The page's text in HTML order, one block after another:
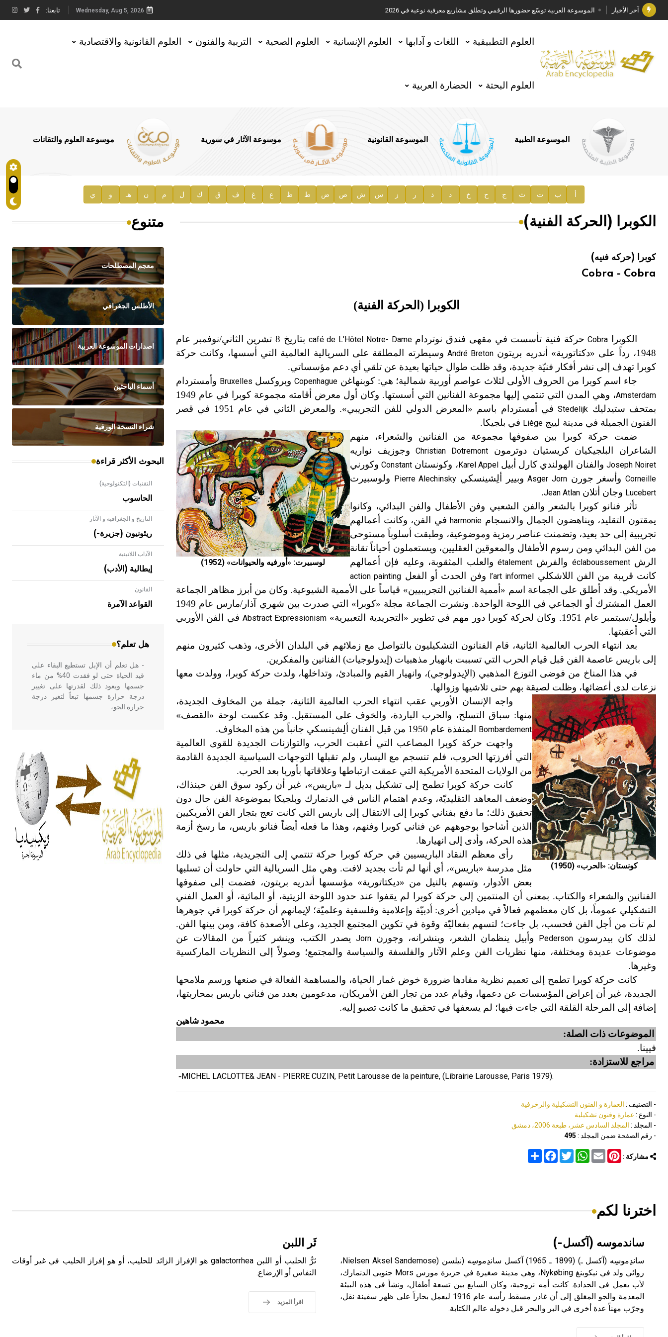
آخر الأخبار الموسوعة العربية توسّع حضورها الرقمي وتطلق مشاريع معرفية نوعية في 2026
جائزة مجمع الملك سلمان العالمي للغة العربية 2025
الأستاذ إياد خالد الطباع مدير عام لهيئة الموسوعة العربية
السيد محمد ياسين صالح وزيرا للثقافة
توصيات مجلس الإدارة
صدور المجلد السابع من موسوعة الآثار في سورية
إعلان..
هيئة الموسوعة العربية تطلق موسوعات جديدة في عام 2026
Wednesday, Aug 5, 2026 تابعنا:
العلوم التطبيقية اللغات و آدابها العلوم الإنسانية العلوم الصحية التربية والفنون العلوم القانونية والاقتصادية
العلوم البحتة الحضارة العربية
الموسوعة الطبية الموسوعة القانونية موسوعة الآثار في سورية موسوعة العلوم والتقانات
أ ب ت ث ج ح خ د ذ ر ز س ش ص ض ط ظ ع غ ف ق ك ل م ن هـ و ي
الكوبرا (الحركة الفنية)
كوبرا (حركه فنيه)
Cobra - Cobra
الكوبرا (الحركة الفنية)
الكوبرا Cobraحركة فنية تأسست في مقهى فندق نوتردامcafé de L’Hôtel Notre- Dame
بتاريخ 8 تشرين الثاني/نوفمبر عام
1948، رداً على «دكتاتورية» أندريه بريتون
André Breton وسيطرته المطلقة على السريالية العالمية التي أسسها، وكانت حركة
كوبرا تهدف إلى نشر أفكار فنيّة جديدة، وقد ظلت طوال حياتها بعيدة عن تلقي أي دعم مؤسساتي.
جاء اسم كوبرا من الحروف الأولى لثلاث عواصم أوربية شمالية؛ هي: كوبنهاغن Copenhagueوبروكسل Bruxelles وأمستردام
Amsterdam
، وهي المدن التي تنتمي إليها مجموعة الفنانين التي أسستها. وكان أول معرض أقامته مجموعة كوبرا في عام 1949
بمتحف ستيدليك Stedelijk
في أمستردام باسم «المعرض الدولي للفن التجريبي». والمعرض الثاني في عام 1951 في قصر
الفنون الجميلة في مدينة لييج Liège في بلجيكا.
لوسبيرت: «أورفيه والحيوانات»
(1952)
ضمت حركة كوبرا بين صفوفها مجموعة من الفنانين والشعراء، منهم
الشاعران البلجيكيان كريستيان دوترمون Christian Dotremontوجوزيف نواريه
Joseph Noiret والفنان الهولندي كارل أبيلKarel Appel، وكونستان Constantوكورني
Corneilleوأسغر جورن Asger Jornوبيير ألِشينسكي Pierre Alechinsky ولوسبيرت
Lucebert وجان أتلان Jean Atlan
.
تأثر فنانو كوبرا بالشعر والفن الشعبي وفن الأطفال والفن البدائي، وكانوا
يمقتون التقليد، ويناهضون الجمال والانسجام harmonieفي الفن، وكانت أعمالهم
تجريبية إلى حد بعيد، وتضمنت عناصر رمزية وموضوعية، وطبقت أسلوباً مستوحى
من الفن البدائي ومن رسوم الأطفال والمعوقين العقليين، ويستعملون أحياناً تقانة
الرشéclaboussement والفرشétalement والعلب المثقوبة، وعليه فإن أعمالهم
كانت قريبة من الفن اللاشكلي l’art informel وفن الحدث أو الفعل action painting
الأمريكي. وقد أطلق على الجماعة اسم «أممية الفنانين التجريبيين» قياساً على الأممية الشيوعية. وكان من أبرز مظاهر الجماعة
العمل المشترك أو الجماعي في اللوحة الواحدة. ونشرت الجماعة مجلة «كوبرا» التي صدرت بين شهري آذار/مارس عام 1949
وأيلول/سبتمبر عام 1951. وكان لحركة كوبرا دور مهم في تطوير «التجريدية التعبيرية»
Abstract Expressionism في الفن الأوربي
التي أعقبتها.
بعد انتهاء الحرب العالمية الثانية، قام الفنانون التشكيليون بالتواصل مع زملائهم في البلدان الأخرى، وذهب كثيرون منهم
إلى باريس عاصمة الفن قبل قيام الحرب التي تسببت بانهيار مذهبيات (إيدولوجيات) الفنانين والمفكرين.
في هذا المناخ من فوضى التوزع المذهبي (الإيدولوجي)، وانهيار القيم والمبادئ، وتداخلها، ولدت حركة كوبرا، وولدت معها
نزعات لدى أعضائها، وظلت لصيقة بهم حتى تلاشيها وزوالها.
كونستان: «الحرب»
(1950)
واجه الإنسان الأوربي عقب انتهاء الحرب العالمية الثانية، جملة من المخاوف الجديدة،
منها: سباق التسلح، والحرب الباردة، والخوف على المستقبل. وقد عكست لوحة «القصف»
Bombardement
المنفذة عام 1950 من قبل الفنان ألِشينسكي جانباً من هذه المخاوف.
واجهت حركة كوبرا المصاعب التي أعقبت الحرب، والتوازنات الجديدة للقوى العالمية
التي أفرزتها الحروب، فلم تنسجم مع اليسار، ولم تقبلها التوجهات السياسية الجديدة القادمة
من الولايات المتحدة الأمريكية التي عمقت ارتباطها وعلاقاتها بأوربا بعد الحرب.
كانت حركة كوبرا تطمح إلى تشكيل بديل لـ «باريس»، غير أن ركود سوق الفن حينذاك،
وضعف المعاهد التقليديّة، وعدم اهتمام الناس في الدنمارك وبلجيكا بموضوعة الفن حال دون
تحقيق ذلك؛ ما دفع بفناني كوبرا إلى الانتقال إلى باريس التي كانت تعج بتجار الفن الأمريكيين
الذين أشاحوا بوجوههم عن فناني كوبرا وفنهم، وهذا ما فعله أيضاً فنانو باريس، ما رسخ أزمة
هذه الحركة، وأدى إلى انهيارها.
رأى معظم النقاد الباريسيين في حركة كوبرا حركة تنتمي إلى التجريدية، مثلها في ذلك
مثل مدرسة «باريس»، أي أنها لم تأت بجديد لافت. وهي مثل السريالية التي حاولت أن تسلبها
بعض الأدوار، وتسهم بالنيل من «ديكتاتورية» مؤسسها أندريه بريتون، فضمت إلى صفوفها
الفنانين والشعراء والكتاب. بمعنى أن المنتمين إلى حركة كوبرا لم يقفوا عند حدود اللوحة الزيتية، أو المائية، أو العمل الفني
التشكيلي عموماً، بل كان معظمهم فعالاً في ميادين أخرى: أدبيّة وإعلامية وفلسفية وعلميّة؛ لإيمانهم أن حركة كوبرا في جوهرها
لم تأت من أجل الفن فحسب، بل جاءت؛ لتسهم بفعاليّة وقوة في تكوين المجتمع الجديد، وعلى الأصعدة كافة، ومن بينها الفن.
لذلك كان بيدرسون Pederson وأبيل ينظمان الشعر، وينشرانه، وجورن Jorn يصدر الكتب، وينشر كثيراً من المقالات عن
موضوعات عديدة ومختلفة، منها نظريات الفن وعلم الآثار والفلسفة والسياسة والمجتمع؛ وصولاً إلى النظريات الماركسية
وغيرها.
كانت حركة كوبرا تطمح إلى تعميم نظرية مفادها ضرورة خوض غمار الحياة، والمساهمة الفعالة في صنعها ورسم ملامحها
الجديدة، غير أن إعراض المؤسسات عن دعمها، وقيام عدد من تجار الفن الأمريكان، مدعومين بعدد من فناني باريس بمحاربتها،
إضافة إلى المرحلة القلقة التي جاءت فيها؛ لم يسعفها في تحقيق ما كانت تصبو إليه.
محمود شاهين
الموضوعات ذات الصلة:
فيينا.
مراجع للاستزادة:
-MICHEL LACLOTTE& JEAN - PIERRE CUZIN, Petit Larousse de la peinture, (Librairie Larousse, Paris 1979).
- التصنيف : العمارة و الفنون التشكيلية والزخرفية
- النوع : عمارة وفنون تشكيلية
- المجلد : المجلد السادس عشر، طبعة 2006، دمشق
- رقم الصفحة ضمن المجلد : 495
مشاركة : Share
FacebookTwitter
WhatsAppEmail
Pinterest
متنوع
معجم المصطلحات
الأطلس الجغرافي
اصدارات الموسوعة العربية
أسماء الباحثين
شراء النسخة الورقية
البحوث الأكثر قراءة
التقنيات (التكنولوجية)
الحاسوب
التاريخ و الجغرافية و الآثار
ريئونيون (جزيرة-)
الآداب اللاتينية
إيطالية (الأدب)
القانون
القواعد الآمرة
هل تعلم؟
- هل تعلم أن الأبلق نوع من الفنون
الهندسية التي ارتبطت بالعمارة الإسلامية
في بلاد الشام ومصر خاصة، حيث يحرص
- هل تعلم أن الإبل تستطيع البقاء على
قيد الحياة حتى لو فقدت 40% من ماء
جسمها ويعود ذلك لقدرتها على تغيير
درجة حرارة جسمها تبعاً لتغير درجة
حرارة الجو،
أربعة مؤلفات هي: الحكم، الأدلة، تنظيم
التغذية، ورسالته في جروح الرأس.
ويعود له الفضل بأنه حرر الطب من
الدين والفلسفة.
- هل تعلم أن المرجان إفراز حيواني
يتكون في البحر ويتركب من مادة
كربونات الكلسيوم، وهو أحمر أو شديد
الحمرة وهو أجود أنواعه، ويمتاز بكبر
الحجم ويسمى الش
اخترنا لكم
ساندموسه (آكسل-)
ساندِموسِه (آكسل ـ) (1899 ـ 1965) آكسل ساندِموسِه (نيلسن (Nielsen Aksel Sandemose،
روائي ولد في نيكوبنغ Nykøbing، وهي مدينة صغيرة في جزيرة مورس Mors جنوبي الدنمارك،
لأب يعمل في الحدادة. كانت أمه نروجية، وكان السابع بين تسعة أطفال، ونشأ في هذه البيئة
المعدمة والجو المغلق إلى أن غادر مسقط رأسه عام 1916 ليعمل بحاراً على ظهر سفينة نقل،
وجرّب مهناً عدة أخرى في البر والبحر قبل دخوله عالم الكتابة.
ثَر اللبن
ثرُّ الحليب أو اللبن galactorrhea هو الإفراز الزائد للحليب، أو هو إفراز الحليب في غير أوقات
النفاس أو الإرضاع.
اقرأ المزيد